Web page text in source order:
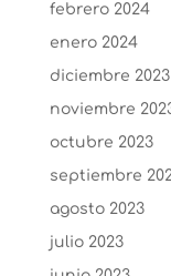
febrero 2024
enero 2024
diciembre 2023
noviembre
octubre 2023
septiembre
agosto 2023
julio 2023